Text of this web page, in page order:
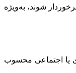
شوند، به‌ویژه
یا اجتماعی محسوب